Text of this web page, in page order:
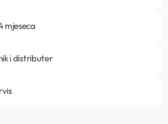
mjeseca
i distributer